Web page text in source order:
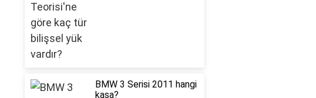
BMW 3 Serisi 2011 hangi
kasa?